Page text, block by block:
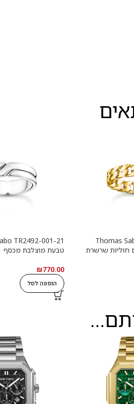
Thomas
חוליות שרשרת
טבעת מוצלבת מכסף
₪770.00
הוספה לסל